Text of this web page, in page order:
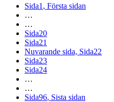
Sida1 , Första sidan
…
…
Sida20
Sida21
Nuvarande sida, Sida22
Sida23
Sida24
…
…
Sida96, Sista sidan